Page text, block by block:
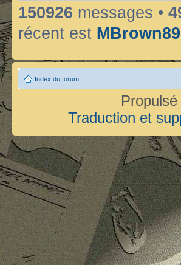
150926 messages •
récent est MBrown89
Index du forum
Traduction et